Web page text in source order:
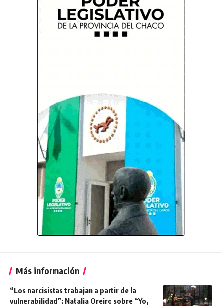
Más información
“Los narcisistas trabajan a partir de la
vulnerabilidad”: Natalia Oreiro sobre “Yo,